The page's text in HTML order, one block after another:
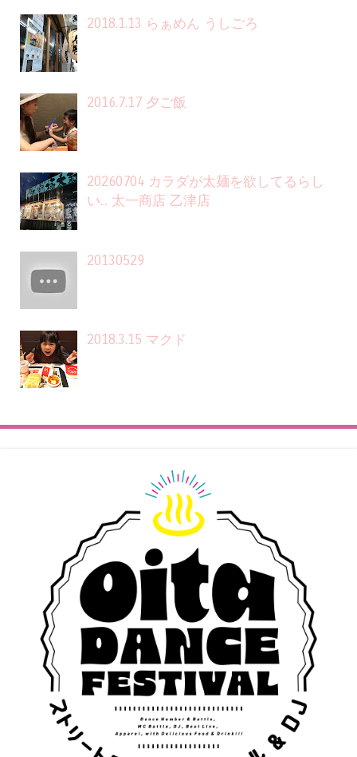
2018.1.13 らぁめん うしごろ
2016.7.17 夕ご飯
20260704 カラダが太麺を欲してるらし
い... 太一商店 乙津店
20130529
2018.3.15 マクド